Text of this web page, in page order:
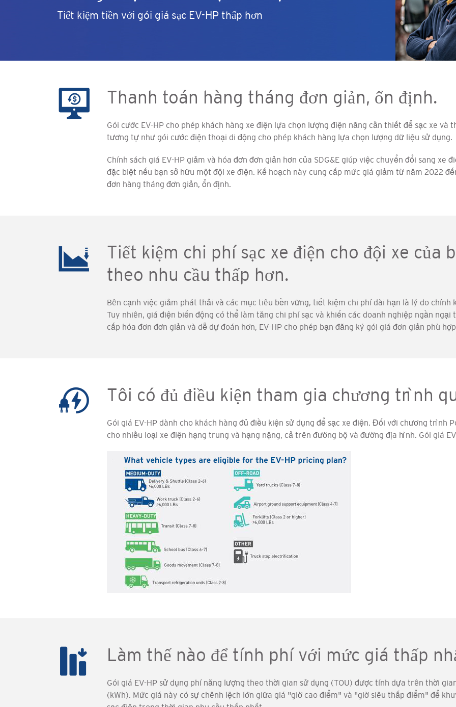
Tiết kiệm tiền với gói giá sạc EV-HP thấp hơn
Thanh toán hàng tháng đơn giản, ổn định.
Gói cước EV-HP cho phép khách hàng xe điện lựa chọn lượng điện năng cần thiết để sạc xe và
tương tự như gói cước điện thoại di động cho phép khách hàng lựa chọn lượng dữ liệu sử dụng.
Chính sách giá EV-HP giảm và hóa đơn đơn giản hơn của SDG&E giúp việc chuyển đổi sang xe
đặc biệt nếu bạn sở hữu một đội xe điện. Kế hoạch này cung cấp mức giá giảm từ năm 2022
đơn hàng tháng đơn giản, ổn định.
Tiết kiệm chi phí sạc xe điện cho đội xe của
theo nhu cầu thấp hơn.
Bên cạnh việc giảm phát thải và các mục tiêu bền vững, tiết kiệm chi phí dài hạn là lý do chính
Tuy nhiên, giá điện biến động có thể làm tăng chi phí sạc và khiến các doanh nghiệp ngần
cấp hóa đơn đơn giản và dễ dự đoán hơn, EV-HP cho phép bạn đăng ký gói giá đơn giản phù
Tôi có đủ điều kiện tham gia chương trình
Gói giá EV-HP dành cho khách hàng đủ điều kiện sử dụng để sạc xe điện. Đối với chương trình
cho nhiều loại xe điện hạng trung và hạng nặng, cả trên đường bộ và đường địa hình. Gói giá
Làm thế nào để tính phí với mức giá thấp
Gói giá EV-HP sử dụng phí năng lượng theo thời gian sử dụng (TOU) được tính dựa trên thời
(kWh). Mức giá này có sự chênh lệch lớn giữa giá "giờ cao điểm" và "giờ siêu thấp điểm" để